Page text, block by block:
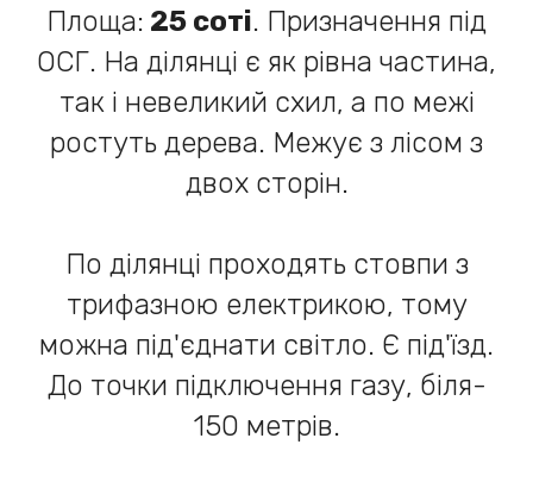
Площа: 25 соті. Призначення під
ОСГ. На ділянці є як рівна частина,
так і невеликий схил, а по межі
ростуть дерева. Межує з лісом з
двох сторін.
По ділянці проходять стовпи з
трифазною електрикою, тому
можна під'єднати світло. Є під'їзд.
До точки підключення газу, біля-
150 метрів.